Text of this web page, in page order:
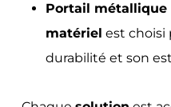
Portail métallique
matériel est choisi
durabilité et son